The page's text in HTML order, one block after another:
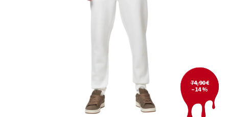
74,90 €
–14 %